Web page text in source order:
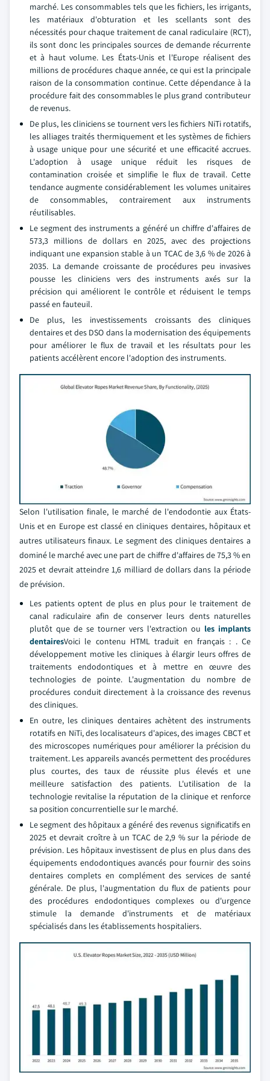
marché. Les consommables tels que les fichiers, les irrigants,
les matériaux d'obturation et les scellants sont des
nécessités pour chaque traitement de canal radiculaire (RCT),
ils sont donc les principales sources de demande récurrente
et à haut volume. Les États-Unis et l'Europe réalisent des
millions de procédures chaque année, ce qui est la principale
raison de la consommation continue. Cette dépendance à la
procédure fait des consommables le plus grand contributeur
de revenus.
De plus, les cliniciens se tournent vers les fichiers NiTi rotatifs,
les alliages traités thermiquement et les systèmes de fichiers
à usage unique pour une sécurité et une efficacité accrues.
L'adoption à usage unique réduit les risques de
contamination croisée et simplifie le flux de travail. Cette
tendance augmente considérablement les volumes unitaires
de consommables, contrairement aux instruments
réutilisables.
Le segment des instruments a généré un chiffre d'affaires de
573,3 millions de dollars en 2025, avec des projections
indiquant une expansion stable à un TCAC de 3,6 % de 2026 à
2035. La demande croissante de procédures peu invasives
pousse les cliniciens vers des instruments axés sur la
précision qui améliorent le contrôle et réduisent le temps
passé en fauteuil.
De plus, les investissements croissants des cliniques
dentaires et des DSO dans la modernisation des équipements
pour améliorer le flux de travail et les résultats pour les
patients accélèrent encore l'adoption des instruments.
Selon l'utilisation finale, le marché de l'endodontie aux États-
Unis et en Europe est classé en cliniques dentaires, hôpitaux et
autres utilisateurs finaux. Le segment des cliniques dentaires a
dominé le marché avec une part de chiffre d'affaires de 75,3 % en
2025 et devrait atteindre 1,6 milliard de dollars dans la période
de prévision.
Les patients optent de plus en plus pour le traitement de
canal radiculaire afin de conserver leurs dents naturelles
plutôt que de se tourner vers l'extraction ou les implants
dentairesVoici le contenu HTML traduit en français : . Ce
développement motive les cliniques à élargir leurs offres de
traitements endodontiques et à mettre en œuvre des
technologies de pointe. L'augmentation du nombre de
procédures conduit directement à la croissance des revenus
des cliniques.
En outre, les cliniques dentaires achètent des instruments
rotatifs en NiTi, des localisateurs d'apices, des images CBCT et
des microscopes numériques pour améliorer la précision du
traitement. Les appareils avancés permettent des procédures
plus courtes, des taux de réussite plus élevés et une
meilleure satisfaction des patients. L'utilisation de la
technologie revitalise la réputation de la clinique et renforce
sa position concurrentielle sur le marché.
Le segment des hôpitaux a généré des revenus significatifs en
2025 et devrait croître à un TCAC de 2,9 % sur la période de
prévision. Les hôpitaux investissent de plus en plus dans des
équipements endodontiques avancés pour fournir des soins
dentaires complets en complément des services de santé
générale. De plus, l'augmentation du flux de patients pour
des procédures endodontiques complexes ou d'urgence
stimule la demande d'instruments et de matériaux
spécialisés dans les établissements hospitaliers.